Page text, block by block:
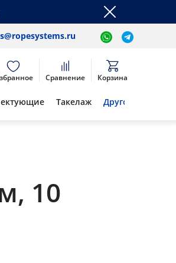
Сравнение Корзина
Такелаж Другое
10